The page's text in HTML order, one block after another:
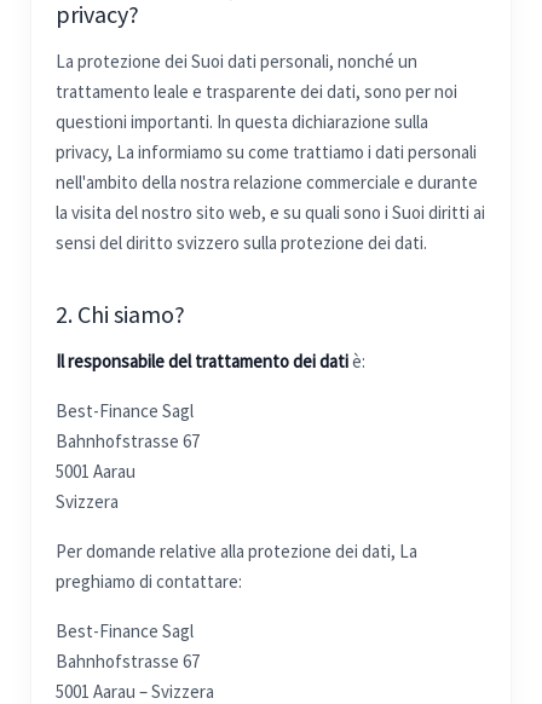
privacy?
La protezione dei Suoi dati personali, nonché un
trattamento leale e trasparente dei dati, sono per noi
questioni importanti. In questa dichiarazione sulla
privacy, La informiamo su come trattiamo i dati personali
nell'ambito della nostra relazione commerciale e durante
la visita del nostro sito web, e su quali sono i Suoi diritti ai
sensi del diritto svizzero sulla protezione dei dati.
2. Chi siamo?
Il responsabile del trattamento dei datiè:
Best-Finance Sagl
Bahnhofstrasse 67
5001 Aarau
Svizzera
Per domande relative alla protezione dei dati, La
preghiamo di contattare:
Best-Finance Sagl
Bahnhofstrasse 67
5001 Aarau – Svizzera